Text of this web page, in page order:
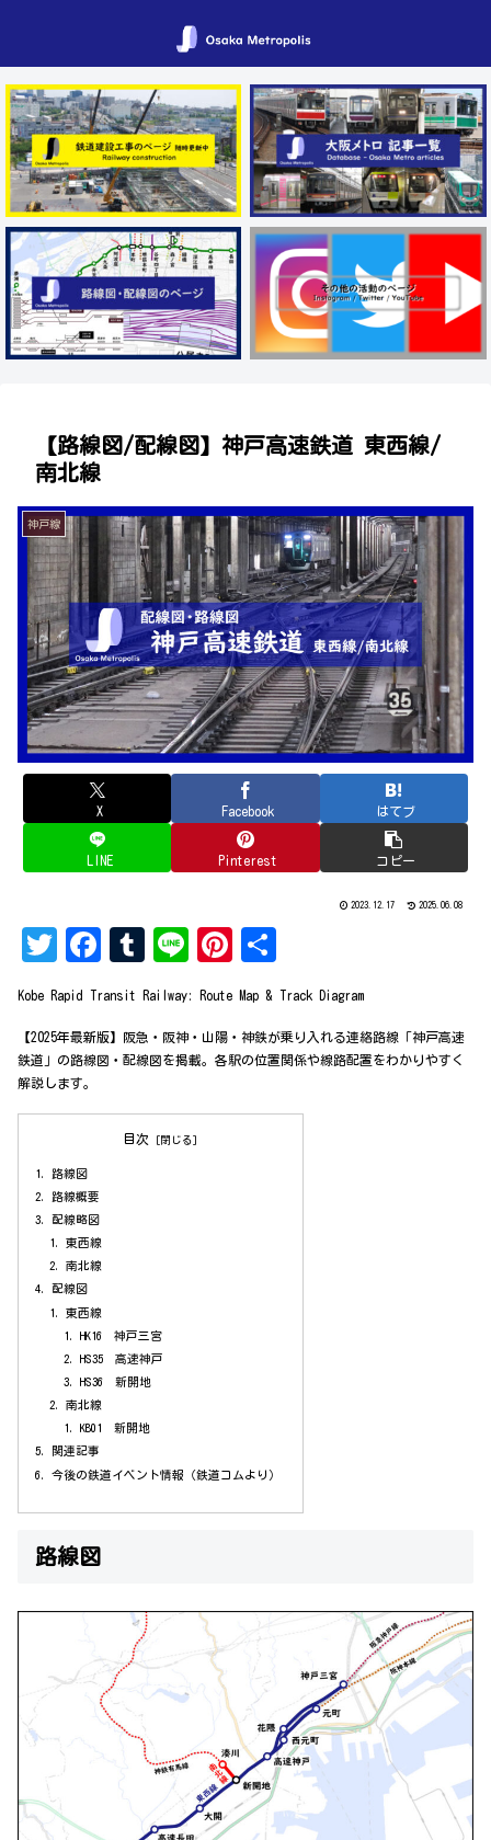
【路線図/配線図】神戸高速鉄道 東西線/
南北線
神戸線
X Facebook はてブ
LINE Pinterest コピー
2023.12.17 2025.06.08
T
te
r
Fa
ok
Tu
Li
Pi
es
Kobe Rapid Transit Railway: Route Map & Track Diagram
【2025年最新版】阪急・阪神・山陽・神鉄が乗り入れる連絡路線「神戸高速
鉄道」の路線図・配線図を掲載。各駅の位置関係や線路配置をわかりやすく
解説します。
目次
路線図
路線概要
配線略図
東西線
南北線
配線図
東西線
HK16 神戸三宮
HS35 高速神戸
HS36 新開地
南北線
KB01 新開地
関連記事
今後の鉄道イベント情報（鉄道コムより）
路線図